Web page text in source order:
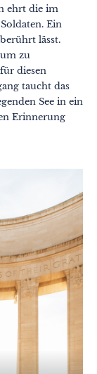
ehrt die im
Ein
lässt.
zu
diesen
taucht das
See in ein
Erinnerung